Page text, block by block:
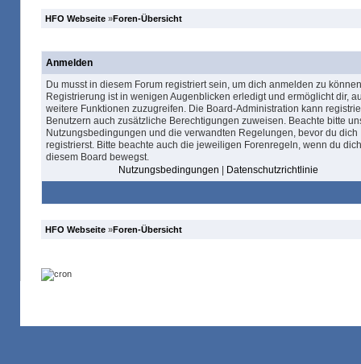
HFO Webseite »Foren-Übersicht
Anmelden
Du musst in diesem Forum registriert sein, um dich anmelden zu
Registrierung ist in wenigen Augenblicken erledigt und ermöglicht dir,
weitere Funktionen zuzugreifen. Die Board-Administration kann
Benutzern auch zusätzliche Berechtigungen zuweisen. Beachte bitte
Nutzungsbedingungen und die verwandten Regelungen, bevor du dich
registrierst. Bitte beachte auch die jeweiligen Forenregeln, wenn du
diesem Board bewegst.
Nutzungsbedingungen
Datenschutzrichtlinie
HFO Webseite »Foren-Übersicht